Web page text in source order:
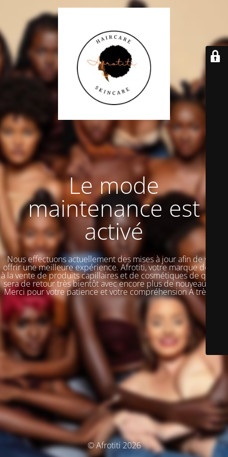
Le mode
maintenance est
activé
Nous effectuons actuellement des mises à jour afin de vous
offrir une meilleure expérience. Afrotiti, votre marque dédiée
à la vente de produits capillaires et de cosmétiques de qualité,
sera de retour très bientôt avec encore plus de nouveautés !!!
Merci pour votre patience et votre compréhension À très vite
© Afrotiti 2026